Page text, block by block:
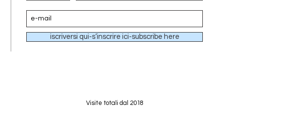
iscriversi qui-s’inscrire ici-subscribe here
Visite totali dal 2018